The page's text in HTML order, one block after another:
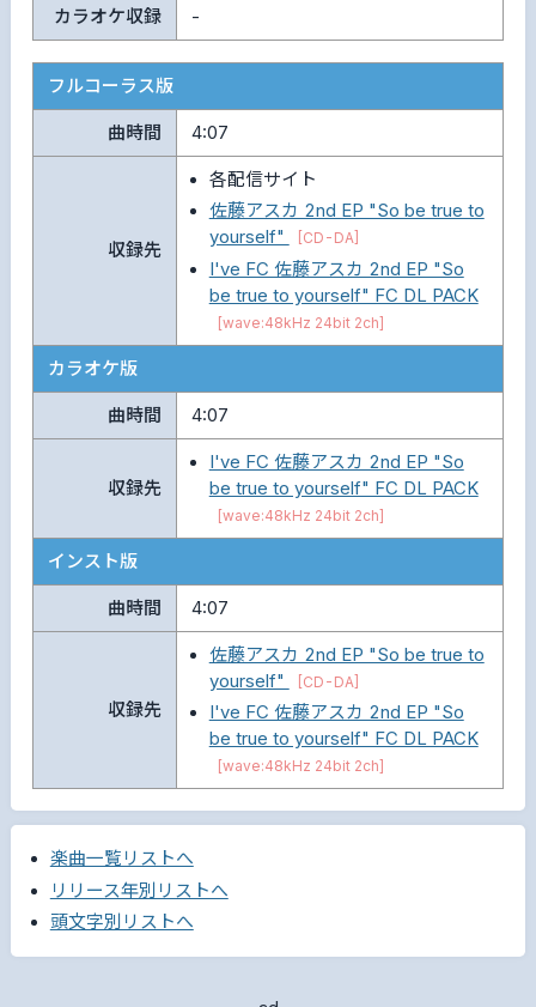
カラオケ収録 -
フルコーラス版
曲時間 4:07
収録先
各配信サイト
佐藤アスカ 2nd EP "So be true to
yourself"
[CD-DA]
I've FC 佐藤アスカ 2nd EP "So
be true to yourself" FC DL PACK
[wave:48kHz 24bit 2ch]
カラオケ版
曲時間 4:07
収録先
I've FC 佐藤アスカ 2nd EP "So
be true to yourself" FC DL PACK
[wave:48kHz 24bit 2ch]
インスト版
曲時間 4:07
収録先
佐藤アスカ 2nd EP "So be true to
yourself"
[CD-DA]
I've FC 佐藤アスカ 2nd EP "So
be true to yourself" FC DL PACK
[wave:48kHz 24bit 2ch]
楽曲一覧リストへ
リリース年別リストへ
頭文字別リストへ